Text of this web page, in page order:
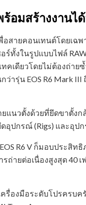
ร้อมสร้างงาน
สายคอนเทนต์โดยเฉพ
ร์ทั้งในรูปแบบไฟล์
ทคเดียวโดยไม่ต้องถ่
ว่ารุ่น EOS R6
ายแนวตั้งด้วยที่ยึดขา
ปกรณ์ (Rigs) และอุป
R6 V ก็มอบประสิท
ถ่ายต่อเนื่องสูงสุด 40
องมือระดับโปรครบครั